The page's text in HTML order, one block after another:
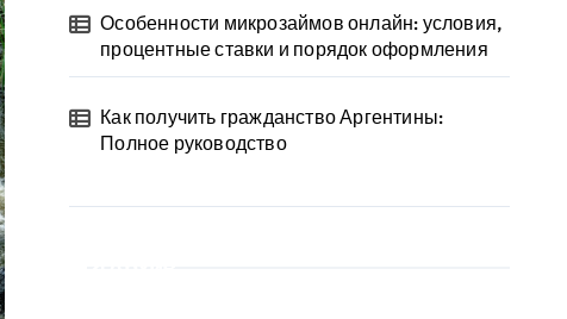
Особенности микрозаймов онлайн: условия,
процентные ставки и порядок оформления
Как получить гражданство Аргентины:
Полное руководство